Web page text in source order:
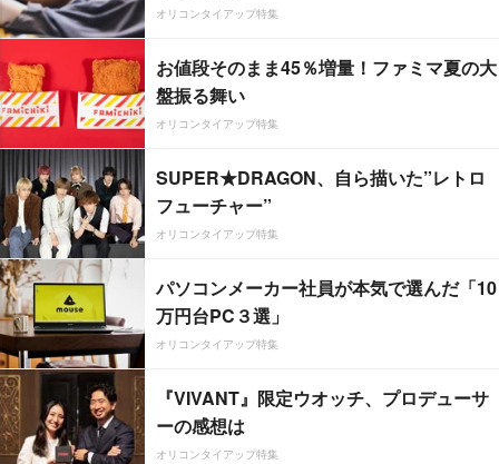
オリコンタイアップ特集
お値段そのまま45％増量！ファミマ夏の大
盤振る舞い
オリコンタイアップ特集
SUPER★DRAGON、自ら描いた”レトロ
フューチャー”
オリコンタイアップ特集
パソコンメーカー社員が本気で選んだ「10
万円台PC３選」
オリコンタイアップ特集
『VIVANT』限定ウオッチ、プロデューサ
ーの感想は
オリコンタイアップ特集